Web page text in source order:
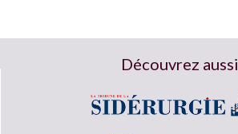
Découvrez aussi